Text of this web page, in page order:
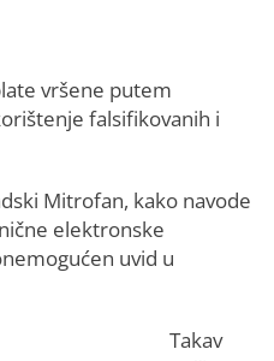
vršene putem
falsifikovanih i
Mitrofan, kako navode
elektronske
uvid u
Takav